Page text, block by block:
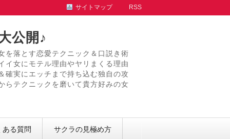
サイトマップ RSS
公開♪
を落とす恋愛テクニック＆口説き術
イ女にモテル理由やヤリまくる理由
確実にエッチまで持ち込む独自の攻
らテクニックを磨いて貴方好みの女
る質問 サクラの見極め方